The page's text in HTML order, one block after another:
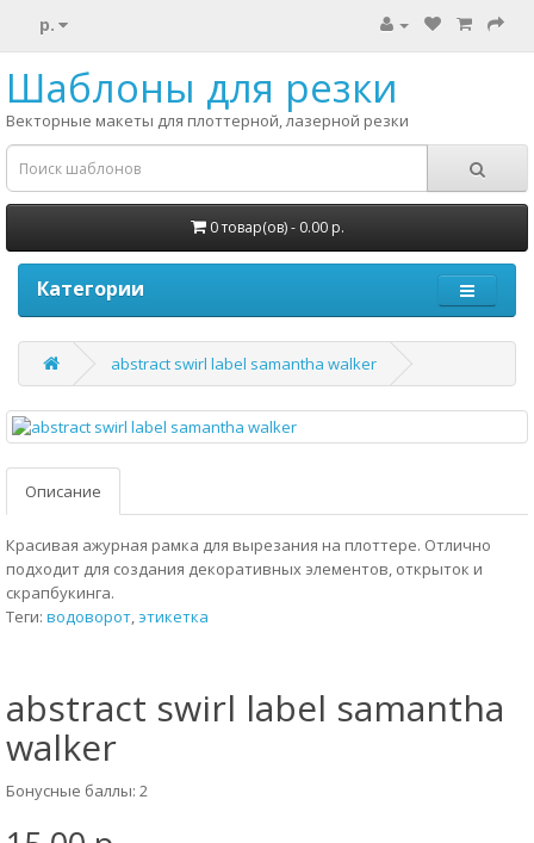
р.
Шаблоны для резки
Векторные макеты для плоттерной, лазерной резки
0 товар(ов) - 0.00 р.
Категории
abstract swirl label samantha walker
Описание
Красивая ажурная рамка для вырезания на плоттере. Отлично
подходит для создания декоративных элементов, открыток и
скрапбукинга.
Теги: водоворот, этикетка
abstract swirl label samantha
walker
Бонусные баллы: 2